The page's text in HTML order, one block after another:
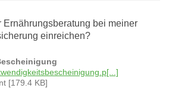
Ernährungsberatung bei meiner
einreichen?
[179.4 KB]